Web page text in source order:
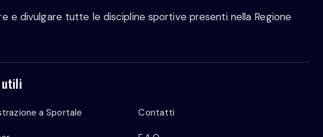
e divulgare tutte le discipline sportive presenti nella Regione
utili
a Sportale Contatti